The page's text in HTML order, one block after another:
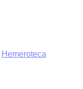
Hemeroteca